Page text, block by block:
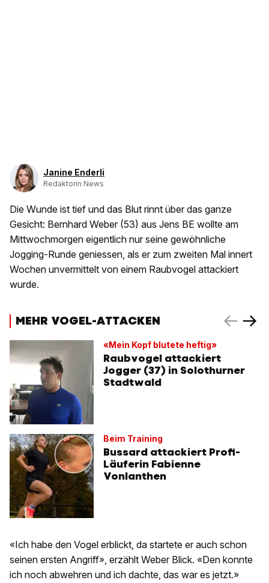
Janine Enderli
Redaktorin News
Die Wunde ist tief und das Blut rinnt über das ganze
Gesicht: Bernhard Weber (53) aus Jens BE wollte am
Mittwochmorgen eigentlich nur seine gewöhnliche
Jogging-Runde geniessen, als er zum zweiten Mal innert
Wochen unvermittelt von einem Raubvogel attackiert
wurde.
MEHR VOGEL-ATTACKEN
«Mein Kopf blutete heftig»
Raubvogel attackiert
Jogger (37) in Solothurner
Stadtwald
Beim Training
Bussard attackiert Profi-
Läuferin Fabienne
Vonlanthen
«Ich habe den Vogel erblickt, da startete er auch schon
seinen ersten Angriff», erzählt Weber Blick. «Den konnte
ich noch abwehren und ich dachte, das war es jetzt.»